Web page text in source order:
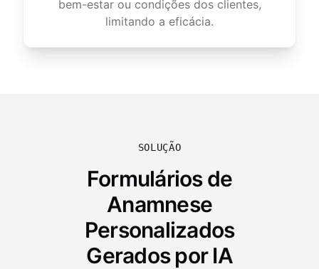
bem-estar ou condições dos clientes,
limitando a eficácia.
SOLUÇÃO
Formulários de
Anamnese
Personalizados
Gerados por IA